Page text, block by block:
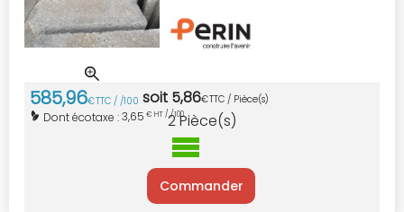
585,96€TTC / /100 soit 5,86€TTC / Pièce(s)
Dont écotaxe :3,65 € HT / /100
2Pièce(s)
Commander